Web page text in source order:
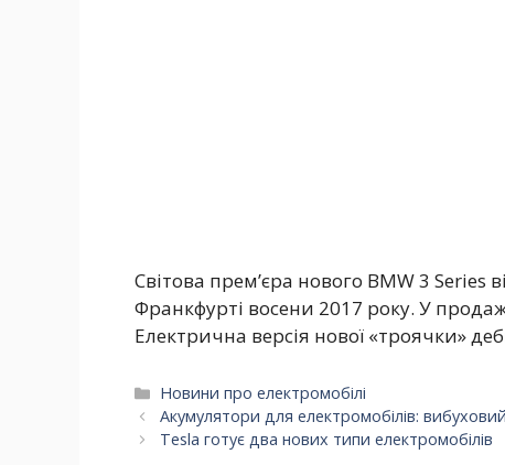
Світова прем’єра нового BMW 3 Series
Франкфурті восени 2017 року. У
Електрична версія нової «троячки»
Категорії
Новини про електромобілі
Акумулятори для електромобілів:
Tesla готує два нових типи електромобілів